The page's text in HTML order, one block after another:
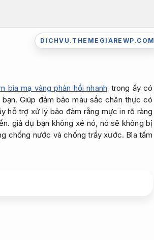
DICHVU.THEMEGIAREWP.COM
bia mạ vàng phản hồi nhanh trong ấy có
Giúp đảm bảo màu sắc chân thực có
hỗ trợ xử lý bảo đảm rằng mực in rõ ràng
giả dụ bạn không xé nó, nó sẽ không bị
chống nước và chống trầy xước. Bìa tấm